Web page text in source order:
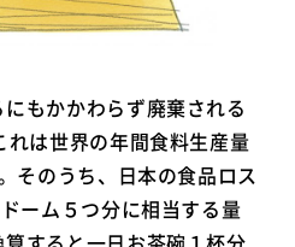
もかかわらず廃棄される
は世界の年間食料生産量
そのうち、日本の食品ロス
ーム５つ分に相当する量